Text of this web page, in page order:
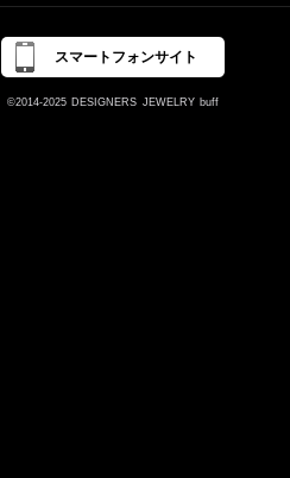
スマートフォンサイト
©2014-2025 DESIGNERS JEWELRY buff